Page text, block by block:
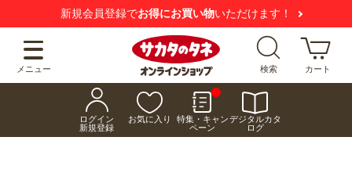
新規会員登録でお得にお買い物いただけます！
メニュー 検索 カート
ログイン
新規登録
お気に入り
特集・キャン
ペーン
デジタルカタ
ログ